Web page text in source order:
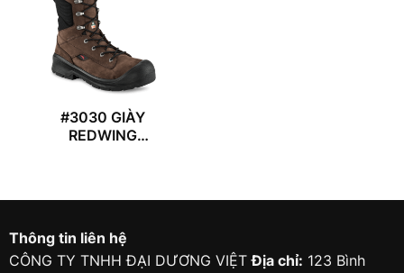
#3030 GIÀY
REDWING
Thông tin liên hệ
CÔNG TY TNHH ĐẠI DƯƠNG VIỆTĐịa chỉ: 123 Bình